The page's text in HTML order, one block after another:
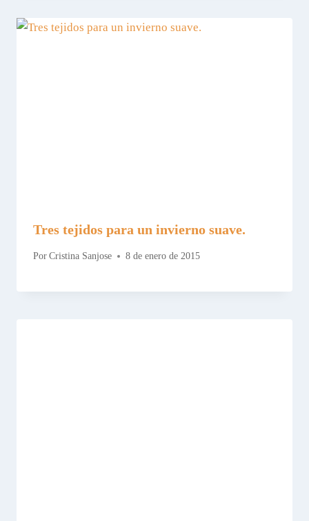
Tres tejidos para un invierno suave.
Por Cristina Sanjose 8 de enero de 2015